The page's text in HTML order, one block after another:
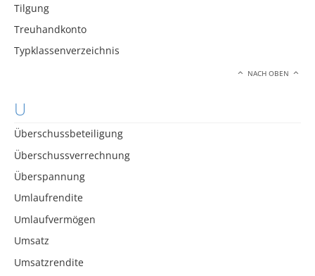
Tilgung
Treuhandkonto
Typklassenverzeichnis
NACH OBEN
U
Überschussbeteiligung
Überschussverrechnung
Überspannung
Umlaufrendite
Umlaufvermögen
Umsatz
Umsatzrendite